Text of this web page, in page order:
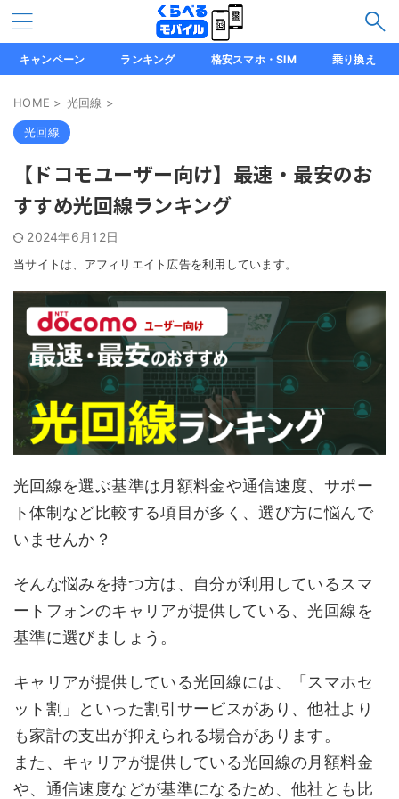
キャンペーン ランキング 格安スマホ・SIM 乗り換え
HOME > 光回線 >
光回線
【ドコモユーザー向け】最速・最安のお
すすめ光回線ランキング
2024年6月12日
当サイトは、アフィリエイト広告を利用しています。
光回線を選ぶ基準は月額料金や通信速度、サポー
ト体制など比較する項目が多く、選び方に悩んで
いませんか？
そんな悩みを持つ方は、自分が利用しているスマ
ートフォンのキャリアが提供している、光回線を
基準に選びましょう。
キャリアが提供している光回線には、「スマホセ
ット割」といった割引サービスがあり、他社より
も家計の支出が抑えられる場合があります。
また、キャリアが提供している光回線の月額料金
や、通信速度などが基準になるため、他社とも比